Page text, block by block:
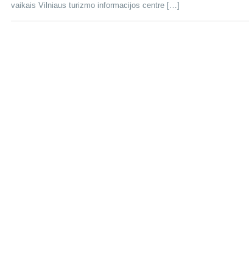
vaikais Vilniaus turizmo informacijos centre […]